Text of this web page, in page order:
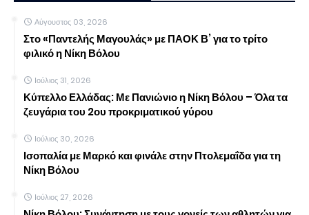
Αύγουστος 03, 2026
Στο «Παντελής Μαγουλάς» με ΠΑΟΚ Β’ για το τρίτο
φιλικό η Νίκη Βόλου
Ιούλιος 31, 2026
Κύπελλο Ελλάδας: Με Πανιώνιο η Νίκη Βόλου – Όλα τα
ζευγάρια του 2ου προκριματικού γύρου
Ιούλιος 30, 2026
Ισοπαλία με Μαρκό και φινάλε στην Πτολεμαΐδα για τη
Νίκη Βόλου
Ιούλιος 27, 2026